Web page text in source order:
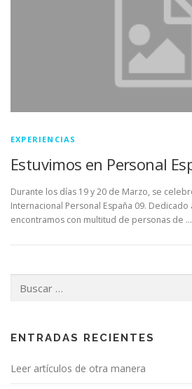
EXPERIENCIAS
Estuvimos en Personal
Durante los días 19 y 20 de Marzo, se
Internacional Personal España 09. Dedicado
encontramos con multitud de personas de …
ENTRADAS RECIENTES
Leer artículos de otra manera